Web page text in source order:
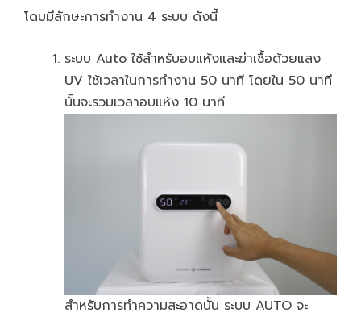
โดบมีลักษะการทำงาน 4 ระบบ ดังนี้
ระบบ Auto ใช้สำหรับอบแห้งและฆ่าเชื้อด้วยแสง
UV ใช้เวลาในการทำงาน 50 นาที โดยใน 50 นาที
นั้นจะรวมเวลาอบแห้ง 10 นาที
สำหรับการทำความสะอาดนั้น ระบบ AUTO จะ